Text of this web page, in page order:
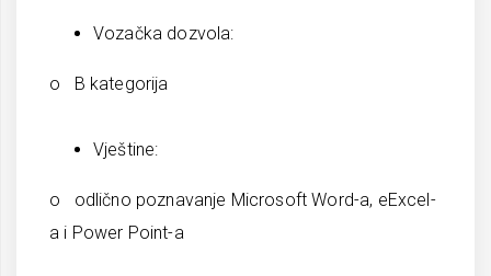
Vozačka dozvola:
o B kategorija
Vještine:
o odlično poznavanje Microsoft Word-a, eExcel-
a i Power Point-a